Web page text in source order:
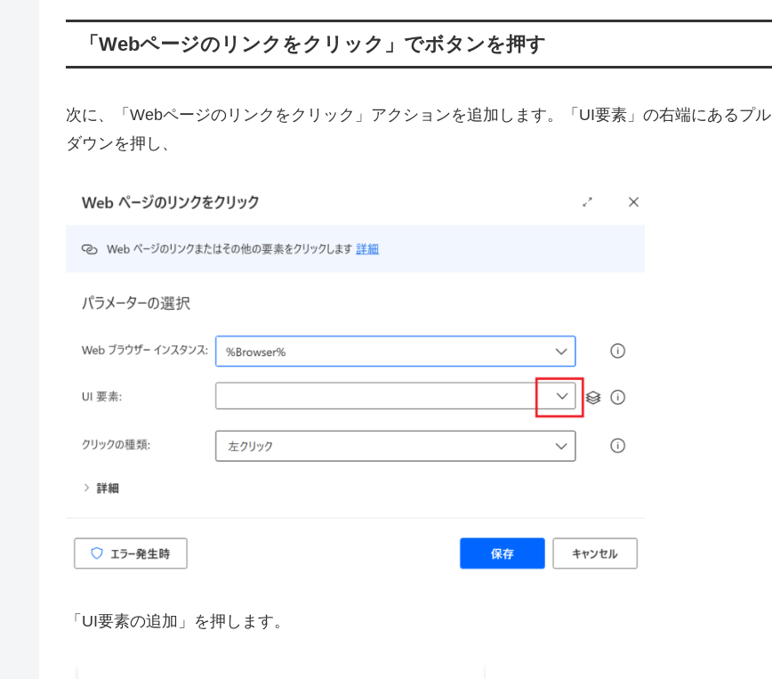
「Webページのリンクをクリック」でボタンを押す
次に、「Webページのリンクをクリック」アクションを追加します。「UI要素」の右端にあるプル
ダウンを押し、
「UI要素の追加」を押します。